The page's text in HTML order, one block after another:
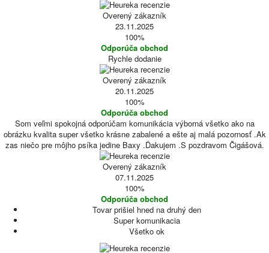
Overený zákazník
23.11.2025
100%
Odporúča obchod
Rychle dodanie
Overený zákazník
20.11.2025
100%
Odporúča obchod
Som veľmi spokojná odporúčam komunikácia výborná všetko ako na
obrázku kvalita super všetko krásne zabalené a ešte aj malá pozornosť .Ak
zas niečo pre môjho psíka jedine Baxy .Ďakujem .S pozdravom Čigášová.
Overený zákazník
07.11.2025
100%
Odporúča obchod
Tovar prišiel hned na druhý den
Super komunikacia
Všetko ok